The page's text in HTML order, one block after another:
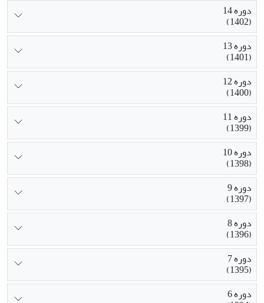
دوره 14
(1402)
دوره 13
(1401)
دوره 12
(1400)
دوره 11
(1399)
دوره 10
(1398)
دوره 9
(1397)
دوره 8
(1396)
دوره 7
(1395)
دوره 6